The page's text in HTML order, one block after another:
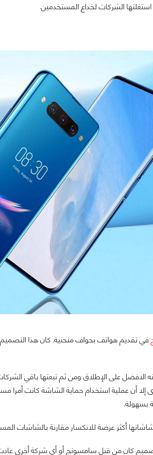
في تقديم هواتف بحواف منحنية. كان هذا
على الإطلاق ومن ثم تبعتها باقي
أن عملية استخدام حماية الشاشة كانت أمرا
بسهولة.
أكثر عرضة للانكسار مقارنة بالشاشات
كان من قبل سامسونج أو أي شركة أخرى